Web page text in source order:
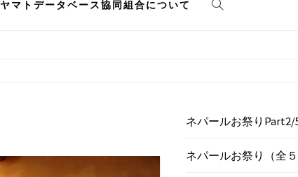
ヤマトデータベース協同組合について
ネパールお祭りPart2/
ネパールお祭り（全５